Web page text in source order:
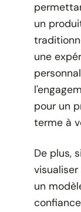
un
une
pour un
terme à
De plus,
un